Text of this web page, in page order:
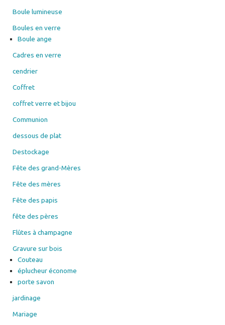
Boule lumineuse
Boules en verre
Boule ange
Cadres en verre
cendrier
Coffret
coffret verre et bijou
Communion
dessous de plat
Destockage
Fête des grand-Mères
Fête des mères
Fête des papis
fête des pères
Flûtes à champagne
Gravure sur bois
Couteau
éplucheur économe
porte savon
jardinage
Mariage